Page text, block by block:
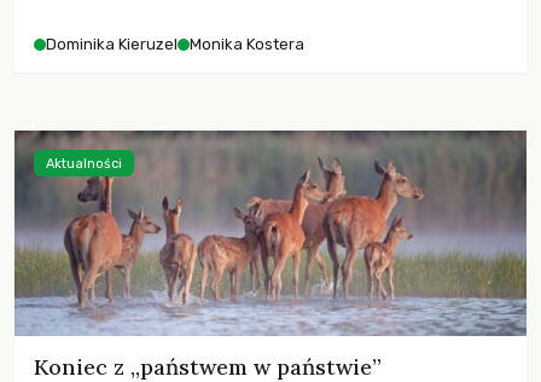
Dominika Kieruzel Monika Kostera
Koniec z „państwem w państwie”
Aktualności